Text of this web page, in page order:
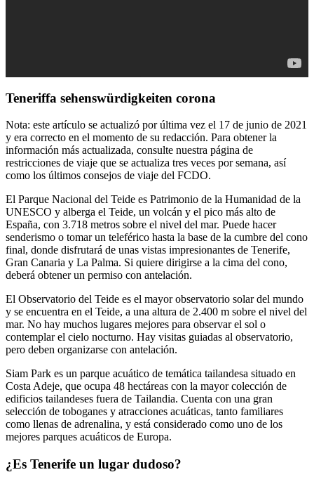
Teneriffa sehenswürdigkeiten corona
Nota: este artículo se actualizó por última vez el 17 de junio de 2021
y era correcto en el momento de su redacción. Para obtener la
información más actualizada, consulte nuestra página de
restricciones de viaje que se actualiza tres veces por semana, así
como los últimos consejos de viaje del FCDO.
El Parque Nacional del Teide es Patrimonio de la Humanidad de la
UNESCO y alberga el Teide, un volcán y el pico más alto de
España, con 3.718 metros sobre el nivel del mar. Puede hacer
senderismo o tomar un teleférico hasta la base de la cumbre del cono
final, donde disfrutará de unas vistas impresionantes de Tenerife,
Gran Canaria y La Palma. Si quiere dirigirse a la cima del cono,
deberá obtener un permiso con antelación.
El Observatorio del Teide es el mayor observatorio solar del mundo
y se encuentra en el Teide, a una altura de 2.400 m sobre el nivel del
mar. No hay muchos lugares mejores para observar el sol o
contemplar el cielo nocturno. Hay visitas guiadas al observatorio,
pero deben organizarse con antelación.
Siam Park es un parque acuático de temática tailandesa situado en
Costa Adeje, que ocupa 48 hectáreas con la mayor colección de
edificios tailandeses fuera de Tailandia. Cuenta con una gran
selección de toboganes y atracciones acuáticas, tanto familiares
como llenas de adrenalina, y está considerado como uno de los
mejores parques acuáticos de Europa.
¿Es Tenerife un lugar dudoso?